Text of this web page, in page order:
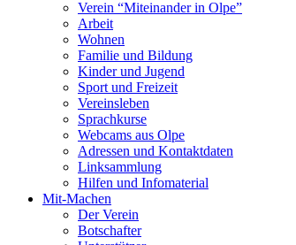
Verein “Miteinander in Olpe”
Arbeit
Wohnen
Familie und Bildung
Kinder und Jugend
Sport und Freizeit
Vereinsleben
Sprachkurse
Webcams aus Olpe
Adressen und Kontaktdaten
Linksammlung
Hilfen und Infomaterial
Mit-Machen
Der Verein
Botschafter